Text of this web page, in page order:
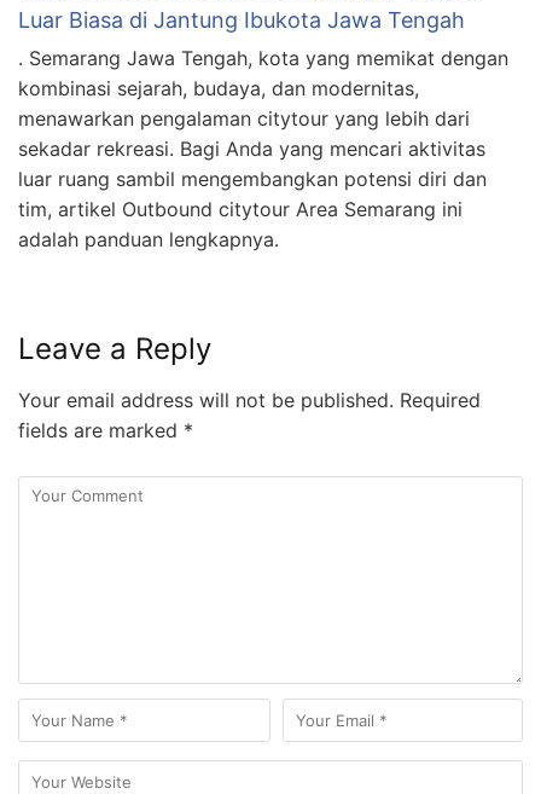
Luar Biasa di Jantung Ibukota Jawa Tengah
. Semarang Jawa Tengah, kota yang memikat dengan
kombinasi sejarah, budaya, dan modernitas,
menawarkan pengalaman citytour yang lebih dari
sekadar rekreasi. Bagi Anda yang mencari aktivitas
luar ruang sambil mengembangkan potensi diri dan
tim, artikel Outbound citytour Area Semarang ini
adalah panduan lengkapnya.
Leave a Reply
Your email address will not be published. Required
fields are marked *